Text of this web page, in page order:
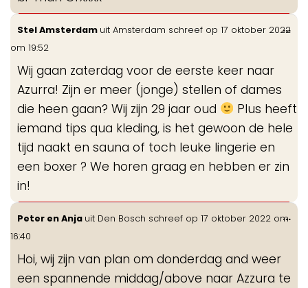
Stel Amsterdam uit Amsterdam schreef op 17 oktober 2022
om 19:52
Wij gaan zaterdag voor de eerste keer naar
Azurra! Zijn er meer (jonge) stellen of dames
die heen gaan? Wij zijn 29 jaar oud
Plus heeft
iemand tips qua kleding, is het gewoon de hele
tijd naakt en sauna of toch leuke lingerie en
een boxer ? We horen graag en hebben er zin
in!
...
Peter en Anja uit Den Bosch schreef op 17 oktober 2022 om
16:40
Hoi, wij zijn van plan om donderdag and weer
een spannende middag/above naar Azzura te
...